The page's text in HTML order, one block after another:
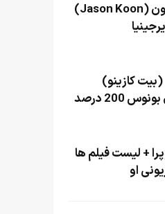
بیوگرافی جیسون کون (Jason Koon)
ورود به Bitcasino (بیت کازینو)
200 درصد
+ لیست فیلم ها
او